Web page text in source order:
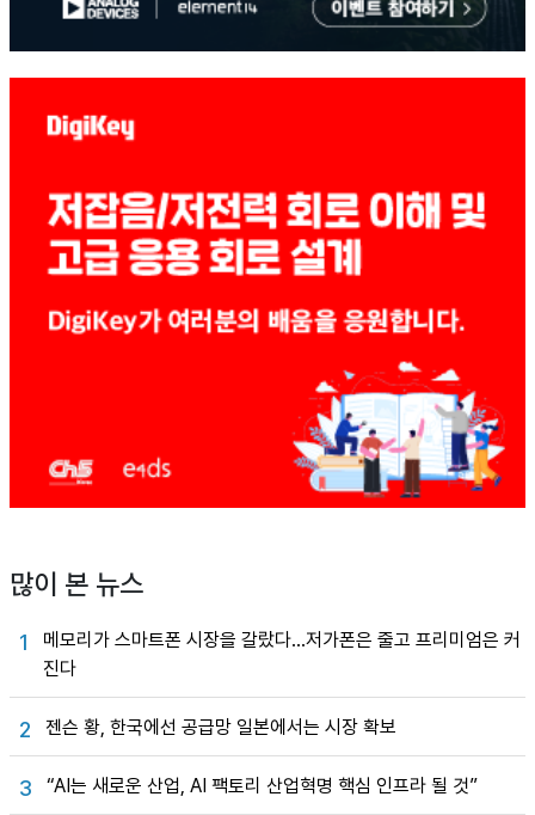
많이 본 뉴스
1
메모리가 스마트폰 시장을 갈랐다…저가폰은 줄고 프리미엄은 커
진다
2 젠슨 황, 한국에선 공급망 일본에서는 시장 확보
3 “AI는 새로운 산업, AI 팩토리 산업혁명 핵심 인프라 될 것”